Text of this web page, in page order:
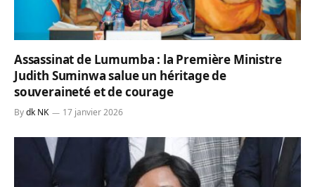
Assassinat de Lumumba : la Première Ministre
Judith Suminwa salue un héritage de
souveraineté et de courage
Bydk NK 17 janvier 2026